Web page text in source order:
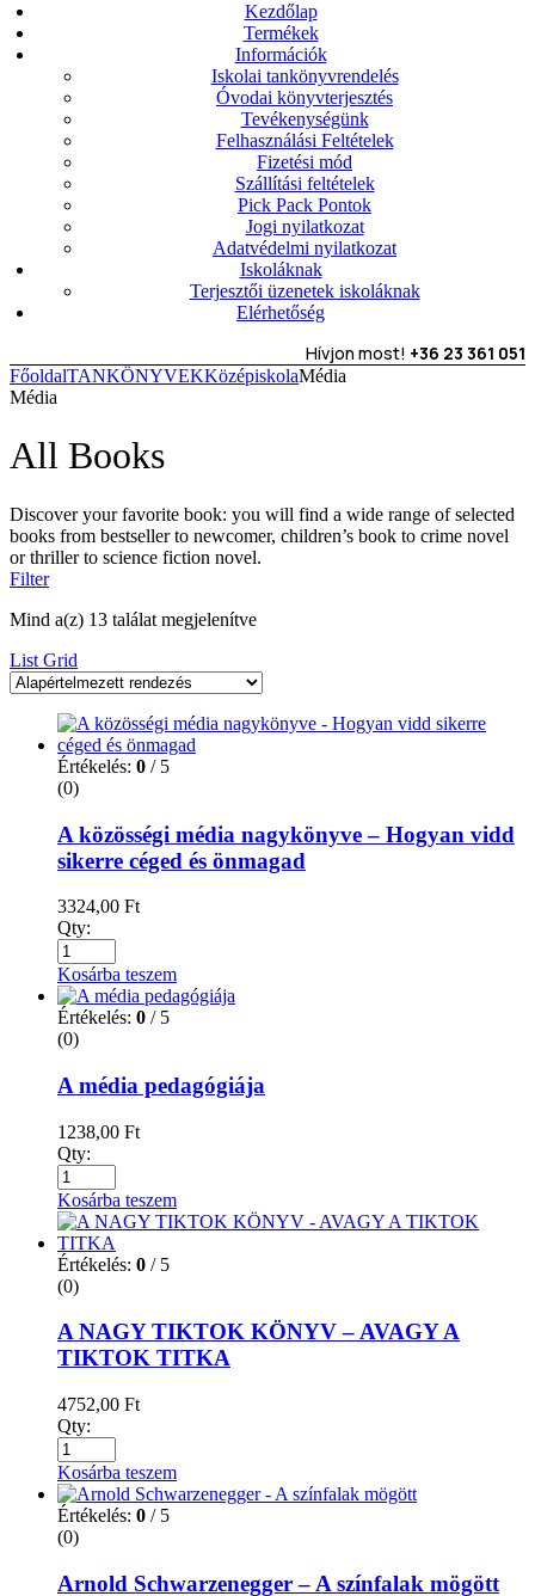
Kezdőlap
Termékek
Információk
Iskolai tankönyvrendelés
Óvodai könyvterjesztés
Tevékenységünk
Felhasználási Feltételek
Fizetési mód
Szállítási feltételek
Pick Pack Pontok
Jogi nyilatkozat
Adatvédelmi nyilatkozat
Iskoláknak
Terjesztői üzenetek iskoláknak
Elérhetőség
Hívjon most! +36 23 361 051
FőoldalTANKÖNYVEKKözépiskolaMédia
Média
All Books
Discover your favorite book: you will find a wide range of selected
books from bestseller to newcomer, children’s book to crime novel
or thriller to science fiction novel.
Filter
Mind a(z) 13 találat megjelenítve
List Grid
Értékelés: 0 / 5
(0)
A közösségi média nagykönyve – Hogyan vidd
sikerre céged és önmagad
3324,00 Ft
Qty:
Kosárba teszem
Értékelés: 0 / 5
(0)
A média pedagógiája
1238,00 Ft
Qty:
Kosárba teszem
Értékelés: 0 / 5
(0)
A NAGY TIKTOK KÖNYV – AVAGY A
TIKTOK TITKA
4752,00 Ft
Qty:
Kosárba teszem
Értékelés: 0 / 5
(0)
Arnold Schwarzenegger – A színfalak mögött